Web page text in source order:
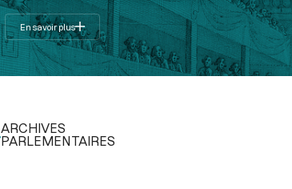
En savoir plus
ARCHIVES
PARLEMENTAIRES